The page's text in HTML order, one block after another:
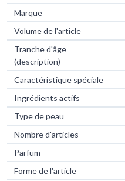
Marque
Volume de l'article
Tranche d'âge
(description)
Caractéristique spéciale
Ingrédients actifs
Type de peau
Nombre d'articles
Parfum
Forme de l'article